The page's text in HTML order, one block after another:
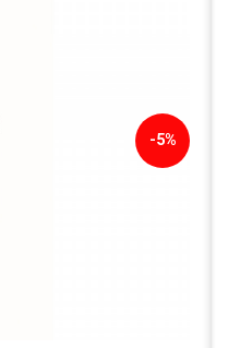
-5%